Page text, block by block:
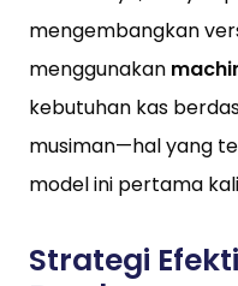
mengembangkan
menggunakan
kebutuhan kas
musiman—hal yang
model ini pertama
Strategi